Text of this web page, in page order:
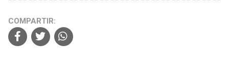
COMPARTIR: